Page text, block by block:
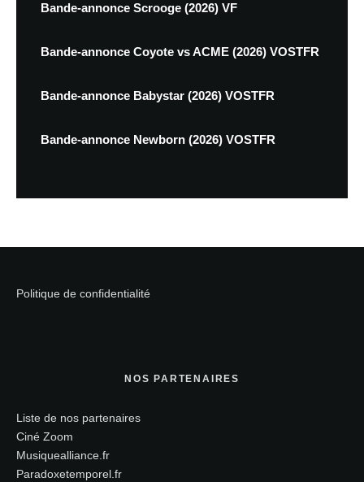
Bande-annonce Scrooge (2026) VF
Bande-annonce Coyote vs ACME (2026) VOSTFR
Bande-annonce Babystar (2026) VOSTFR
Bande-annonce Newborn (2026) VOSTFR
Politique de confidentialité
NOS PARTENAIRES
Liste de nos partenaires
Ciné Zoom
Musiquealliance.fr
Paradoxetemporel.fr